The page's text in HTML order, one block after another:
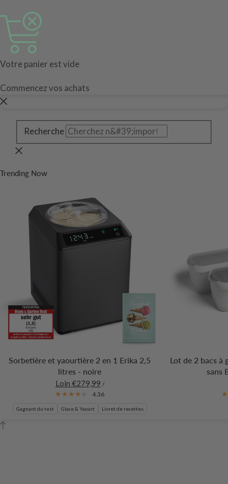
Votre panier est vide
Commencez vos achats
Recherche
Trending Now
Sorbetière et yaourtière 2 en 1 Erika 2,5
litres - noire
Loin €279,99 /
4.36
Gagnant du test Glace & Yaourt Livret de recettes
Lot de 2 bacs à
sans